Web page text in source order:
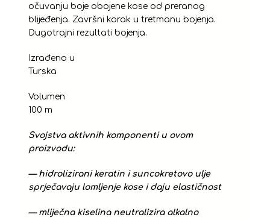
očuvanju boje obojene kose od preranog
blijeđenja. Završni korak u tretmanu bojenja.
Dugotrajni rezultati bojenja.
Izrađeno u
Turska
Volumen
100 m
Svojstva aktivnih komponenti u ovom
proizvodu:
— hidrolizirani keratin i suncokretovo ulje
sprječavaju lomljenje kose i daju elastičnost
— mliječna kiselina neutralizira alkalno